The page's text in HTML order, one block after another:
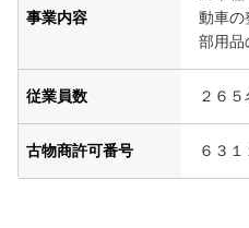
事業内容
動車の
部用品
従業員数 ２６５
古物商許可番号 ６３